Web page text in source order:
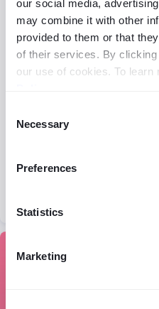
our social media,
may combine it with other
provided to them or that
of their services. By
our use of cookies. To learn
Selection
Necessary
Preferences
Statistics
Marketing
Lenso.ai의 DMCA 지원 | 무
나 저작권이 있는 사진을 더
용자를 위해 만들어진
지가 발견된 웹사이트에
수 있는, 바로 복사해 붙여넣
에서 자신의 이미지를 삭제
계속 읽기
뉴스